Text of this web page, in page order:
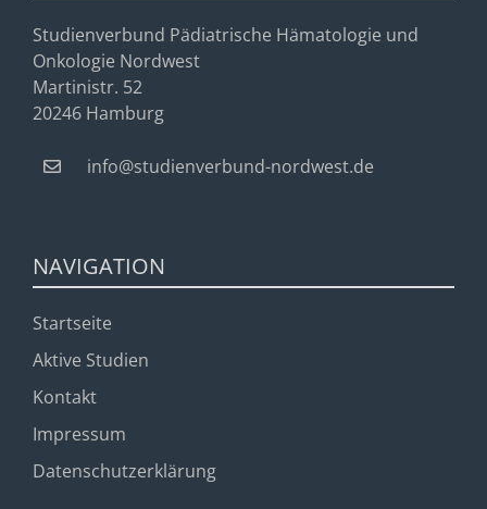
Studienverbund Pädiatrische Hämatologie und
Onkologie Nordwest
Martinistr. 52
20246 Hamburg
info@studienverbund-nordwest.de
NAVIGATION
Startseite
Aktive Studien
Kontakt
Impressum
Datenschutzerklärung